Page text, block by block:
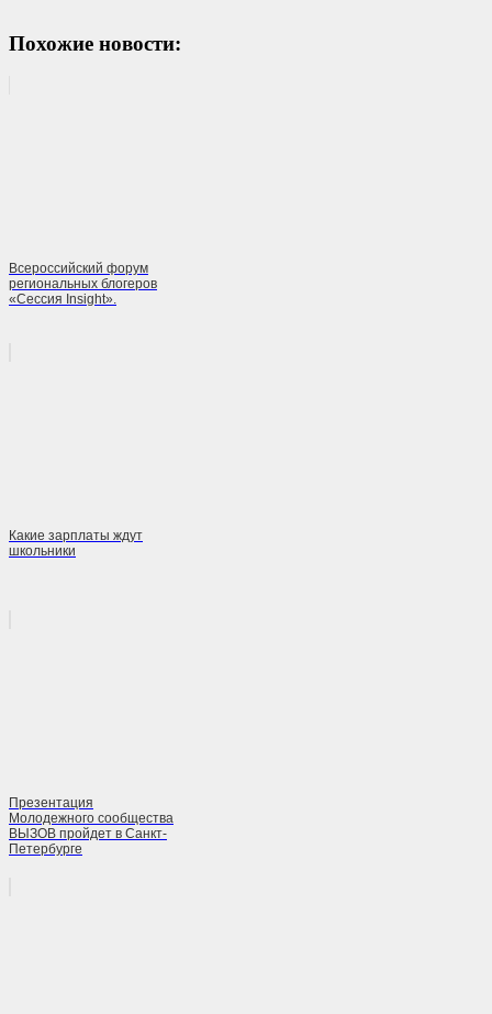
Похожие новости:
Всероссийский форум
региональных блогеров
«Сессия Insight».
Какие зарплаты ждут
школьники
Презентация
Молодежного сообщества
ВЫЗОВ пройдет в Санкт-
Петербурге